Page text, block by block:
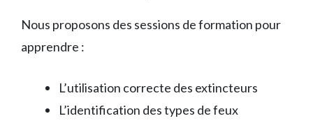
Nous proposons des sessions de formation pour
apprendre :
L’utilisation correcte des extincteurs
L’identification des types de feux